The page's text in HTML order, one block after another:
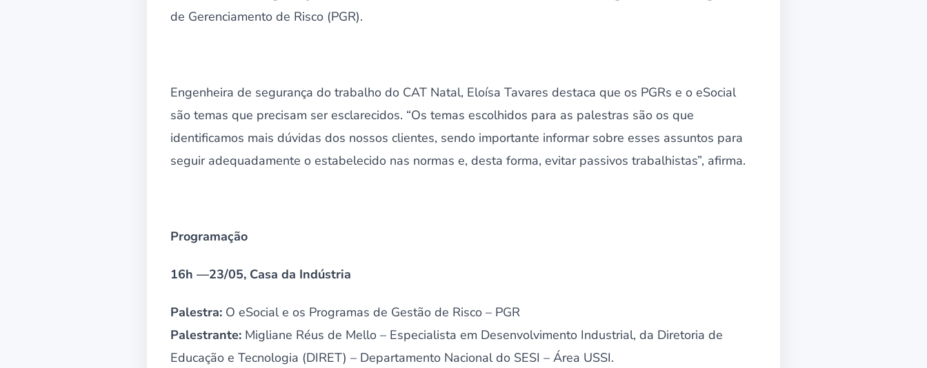
de Gerenciamento de Risco (PGR).
Engenheira de segurança do trabalho do CAT Natal, Eloísa Tavares destaca que os PGRs e o eSocial
são temas que precisam ser esclarecidos. “Os temas escolhidos para as palestras são os que
identificamos mais dúvidas dos nossos clientes, sendo importante informar sobre esses assuntos para
seguir adequadamente o estabelecido nas normas e, desta forma, evitar passivos trabalhistas”, afirma.
Programação
16h —23/05, Casa da Indústria
Palestra: O eSocial e os Programas de Gestão de Risco – PGR
Palestrante: Migliane Réus de Mello – Especialista em Desenvolvimento Industrial, da Diretoria de
Educação e Tecnologia (DIRET) – Departamento Nacional do SESI – Área USSI.